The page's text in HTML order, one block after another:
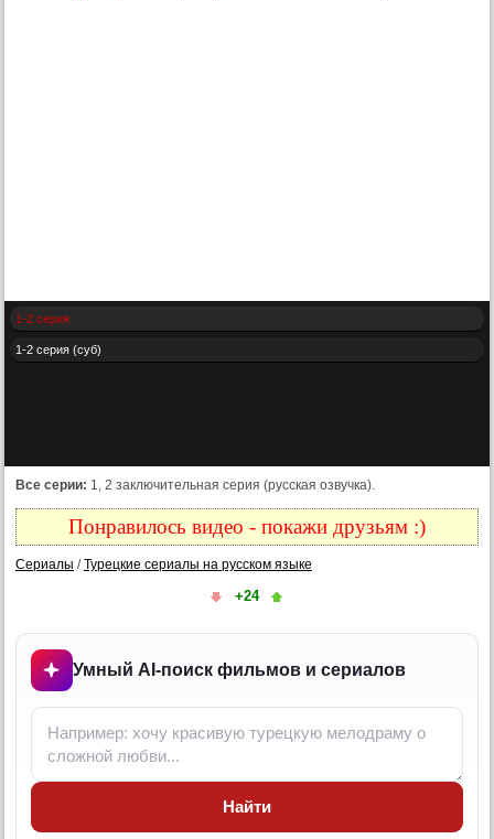
1-2 серия
1-2 серия (суб)
Все серии: 1, 2 заключительная серия (русская озвучка).
Понравилось видео - покажи друзьям :)
Сериалы /Турецкие сериалы на русском языке
+24
Умный AI-поиск фильмов и сериалов
Найти